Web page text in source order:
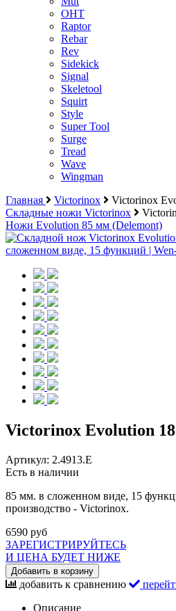
OHT
Raptor
Rebar
Rev
Sidekick
Signal
Skeletool
Squirt
Style
Super Tool
Surge
Tread
Wave
Wingman
Главная
Victorinox
Victorinox
Складные ножи Victorinox
Ножи Evolution 85 мм (Delemont)
Victorinox Evolution 18
Артикул: 2.4913.E
Есть в наличии
85 мм. в сложенном виде, 15
производство - Victorinox.
6590 руб
ЗАРЕГИСТРИРУЙТЕСЬ
И ЦЕНА БУДЕТ НИЖЕ
Добавить в корзину
добавить к сравнению
Описание